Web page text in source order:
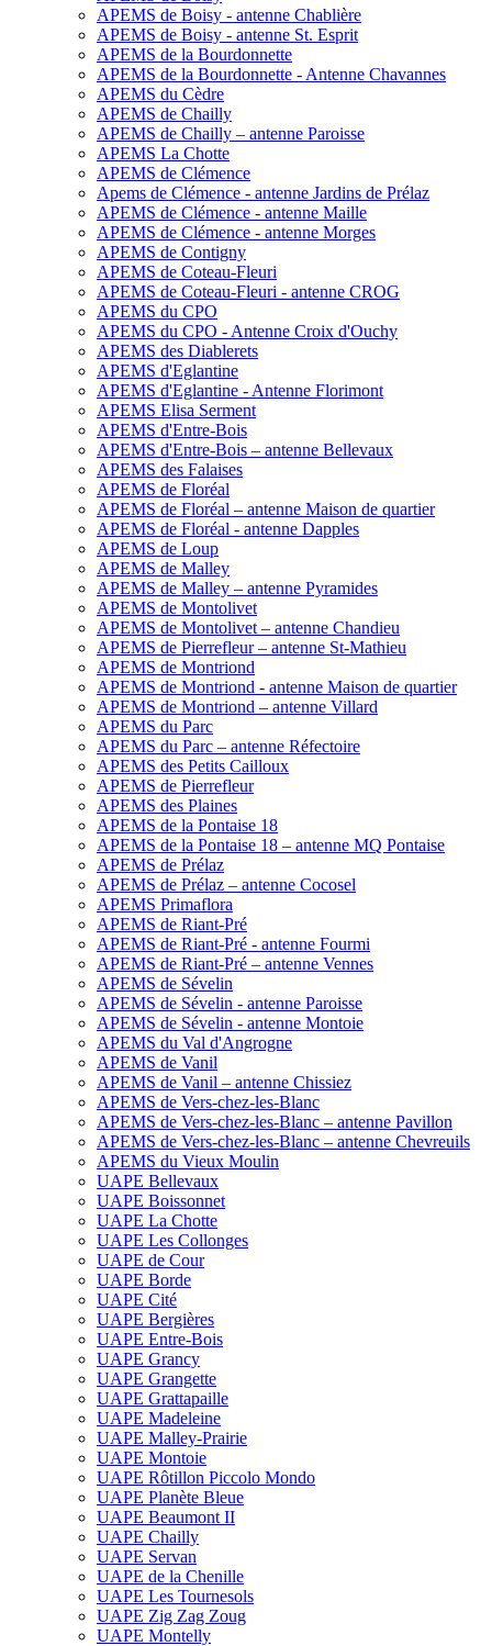
APEMS de Boisy - antenne Chablière
APEMS de Boisy - antenne St. Esprit
APEMS de la Bourdonnette
APEMS de la Bourdonnette - Antenne Chavannes
APEMS du Cèdre
APEMS de Chailly
APEMS de Chailly – antenne Paroisse
APEMS La Chotte
APEMS de Clémence
Apems de Clémence - antenne Jardins de Prélaz
APEMS de Clémence - antenne Maille
APEMS de Clémence - antenne Morges
APEMS de Contigny
APEMS de Coteau-Fleuri
APEMS de Coteau-Fleuri - antenne CROG
APEMS du CPO
APEMS du CPO - Antenne Croix d'Ouchy
APEMS des Diablerets
APEMS d'Eglantine
APEMS d'Eglantine - Antenne Florimont
APEMS Elisa Serment
APEMS d'Entre-Bois
APEMS d'Entre-Bois – antenne Bellevaux
APEMS des Falaises
APEMS de Floréal
APEMS de Floréal – antenne Maison de quartier
APEMS de Floréal - antenne Dapples
APEMS de Loup
APEMS de Malley
APEMS de Malley – antenne Pyramides
APEMS de Montolivet
APEMS de Montolivet – antenne Chandieu
APEMS de Pierrefleur – antenne St-Mathieu
APEMS de Montriond
APEMS de Montriond - antenne Maison de quartier
APEMS de Montriond – antenne Villard
APEMS du Parc
APEMS du Parc – antenne Réfectoire
APEMS des Petits Cailloux
APEMS de Pierrefleur
APEMS des Plaines
APEMS de la Pontaise 18
APEMS de la Pontaise 18 – antenne MQ Pontaise
APEMS de Prélaz
APEMS de Prélaz – antenne Cocosel
APEMS Primaflora
APEMS de Riant-Pré
APEMS de Riant-Pré - antenne Fourmi
APEMS de Riant-Pré – antenne Vennes
APEMS de Sévelin
APEMS de Sévelin - antenne Paroisse
APEMS de Sévelin - antenne Montoie
APEMS du Val d'Angrogne
APEMS de Vanil
APEMS de Vanil – antenne Chissiez
APEMS de Vers-chez-les-Blanc
APEMS de Vers-chez-les-Blanc – antenne Pavillon
APEMS de Vers-chez-les-Blanc – antenne Chevreuils
APEMS du Vieux Moulin
UAPE Bellevaux
UAPE Boissonnet
UAPE La Chotte
UAPE Les Collonges
UAPE de Cour
UAPE Borde
UAPE Cité
UAPE Bergières
UAPE Entre-Bois
UAPE Grancy
UAPE Grangette
UAPE Grattapaille
UAPE Madeleine
UAPE Malley-Prairie
UAPE Montoie
UAPE Rôtillon Piccolo Mondo
UAPE Planète Bleue
UAPE Beaumont II
UAPE Chailly
UAPE Servan
UAPE de la Chenille
UAPE Les Tournesols
UAPE Zig Zag Zoug
UAPE Montelly